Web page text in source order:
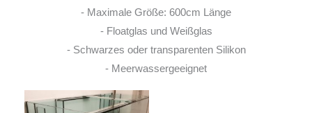
- Maximale Größe: 600cm Länge
- Floatglas und Weißglas
- Schwarzes oder transparenten Silikon
- Meerwassergeeignet